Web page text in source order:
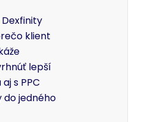
klient
lepší
s PPC
jedného